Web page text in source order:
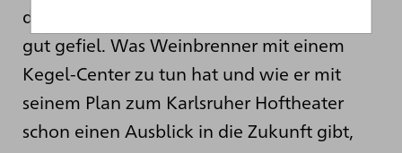
das auch dem deutschen Dichter Goethe
gut gefiel. Was Weinbrenner mit einem
Kegel-Center zu tun hat und wie er mit
seinem Plan zum Karlsruher Hoftheater
schon einen Ausblick in die Zukunft gibt,